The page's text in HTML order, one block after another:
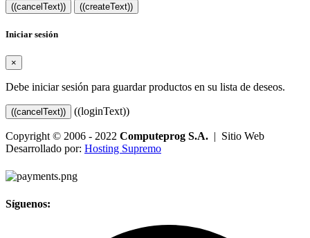
((cancelText)) ((createText))
Iniciar sesión
×
Debe iniciar sesión para guardar productos en su lista de deseos.
((cancelText)) ((loginText))
Copyright © 2006 - 2022 Computeprog S.A. | Sitio Web
Desarrollado por: Hosting Supremo
Síguenos: